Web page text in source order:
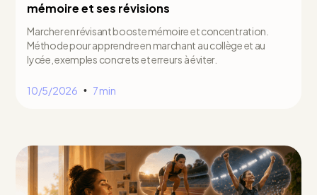
mémoire et ses révisions
Marcher en révisant booste mémoire et concentration.
Méthode pour apprendre en marchant au collège et au
lycée, exemples concrets et erreurs à éviter.
10/5/2026 • 7 min